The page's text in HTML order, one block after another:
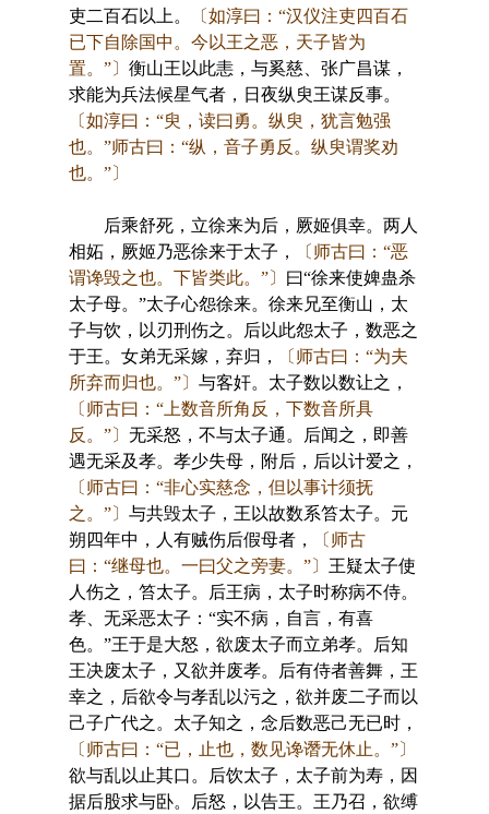
吏二百石以上。
〔如淳曰：“汉仪注吏四百石
已下自除国中。今以王之恶，天子皆为
置。”〕 衡山王以此恚，与奚慈、张广昌谋，
求能为兵法候星气者，日夜纵臾王谋反事。
〔如淳曰：“臾，读曰勇。纵臾，犹言勉强
也。”师古曰：“纵，音子勇反。纵臾谓奖劝
也。”〕
后乘舒死，立徐来为后，厥姬俱幸。两人
相妬，厥姬乃恶徐来于太子，
〔师古曰：“恶
谓谗毁之也。下皆类此。”〕 曰“徐来使婢蛊杀
太子母。”太子心怨徐来。徐来兄至衡山，太
子与饮，以刃刑伤之。后以此怨太子，数恶之
于王。女弟无采嫁，弃归，
〔师古曰：“为夫
所弃而归也。”〕 与客奸。太子数以数让之，
〔师古曰：“上数音所角反，下数音所具
反。”〕 无采怒，不与太子通。后闻之，即善
遇无采及孝。孝少失母，附后，后以计爱之，
〔师古曰：“非心实慈念，但以事计须抚
之。”〕 与共毁太子，王以故数系笞太子。元
朔四年中，人有贼伤后假母者，
〔师古
曰：“继母也。一曰父之旁妻。”〕 王疑太子使
人伤之，笞太子。后王病，太子时称病不侍。
孝、无采恶太子：“实不病，自言，有喜
色。”王于是大怒，欲废太子而立弟孝。后知
王决废太子，又欲并废孝。后有侍者善舞，王
幸之，后欲令与孝乱以污之，欲并废二子而以
己子广代之。太子知之，念后数恶己无已时，
〔师古曰：“已，止也，数见谗谮无休止。”〕
欲与乱以止其口。后饮太子，太子前为寿，因
据后股求与卧。后怒，以告王。王乃召，欲缚